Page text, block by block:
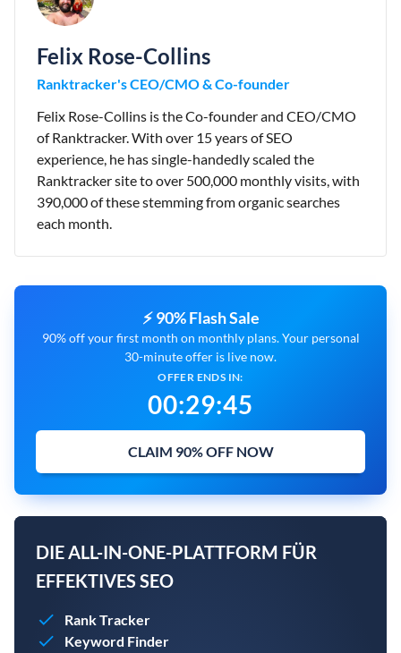
Felix Rose-Collins
Ranktracker's CEO/CMO & Co-founder
Felix Rose-Collins is the Co-founder and CEO/CMO
of Ranktracker. With over 15 years of SEO
experience, he has single-handedly scaled the
Ranktracker site to over 500,000 monthly visits, with
390,000 of these stemming from organic searches
each month.
⚡ 90% Flash Sale
90% off your first month on monthly plans. Your personal
30-minute offer is live now.
OFFER ENDS IN:
00:29:43
CLAIM 90% OFF NOW
DIE ALL-IN-ONE-PLATTFORM FÜR
EFFEKTIVES SEO
Rank Tracker
Keyword Finder